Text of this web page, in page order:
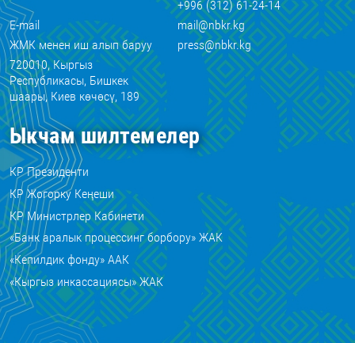
+996 (312) 61-24-14
E-mail
mail@nbkr.kg
ЖМК менен иш алып баруу
press@nbkr.kg
720010, Кыргыз
Республикасы, Бишкек
шаары, Киев көчөсү, 189
Ыкчам шилтемелер
КР Президенти
КР Жогорку Кеңеши
КР Министрлер Кабинети
«Банк аралык процессинг борбору» ЖАК
«Кепилдик фонду» ААК
«Кыргыз инкассациясы» ЖАК